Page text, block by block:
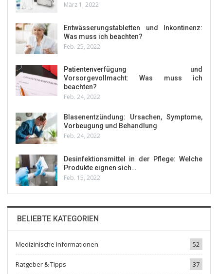
März 1, 2022
Entwässerungstabletten und Inkontinenz:
Was muss ich beachten?
Feb. 25, 2022
Patientenverfügung und
Vorsorgevollmacht: Was muss ich
beachten?
Feb. 24, 2022
Blasenentzündung: Ursachen, Symptome,
Vorbeugung und Behandlung
Feb. 24, 2022
Desinfektionsmittel in der Pflege: Welche
Produkte eignen sich…
Feb. 15, 2022
BELIEBTE KATEGORIEN
Medizinische Informationen 52
Ratgeber & Tipps 37